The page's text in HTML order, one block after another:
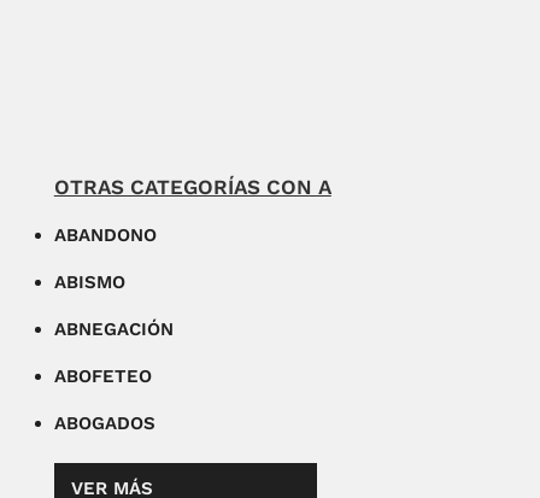
OTRAS CATEGORÍAS CON A
ABANDONO
ABISMO
ABNEGACIÓN
ABOFETEO
ABOGADOS
VER MÁS